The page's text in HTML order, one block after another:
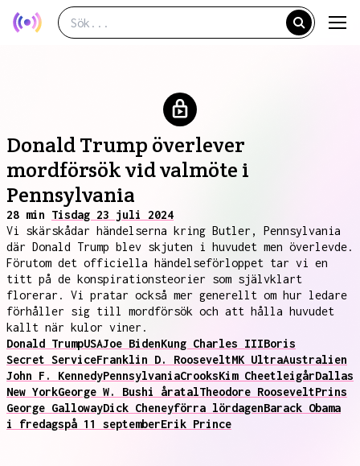
Donald Trump överlever
mordförsök vid valmöte i
Pennsylvania
28 min Tisdag 23 juli 2024
Vi skärskådar händelserna kring Butler, Pennsylvania
där Donald Trump blev skjuten i huvudet men överlevde.
Förutom det officiella händelseförloppet tar vi en
titt på de konspirationsteorier som självklart
florerar. Vi pratar också mer generellt om hur ledare
förhåller sig till mordförsök och att hålla huvudet
kallt när kulor viner.
Donald TrumpUSAJoe BidenKung Charles IIIBoris
Secret ServiceFranklin D. RooseveltMK UltraAustralien
John F. KennedyPennsylvaniaCrooksKim CheetleigårDallas
New YorkGeorge W. Bushi åratalTheodore RooseveltPrins
George GallowayDick Cheneyförra lördagenBarack Obama
i fredagspå 11 septemberErik Prince